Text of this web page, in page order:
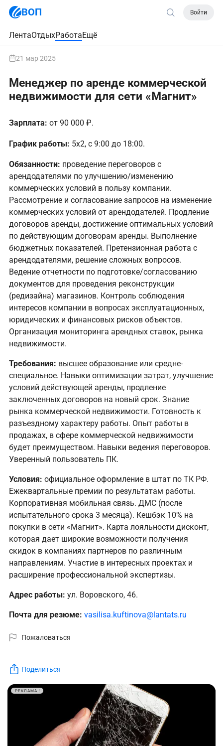
ВОП Войти
ЛентаОтдыхРаботаЕщё
21 мар 2025
Менеджер по аренде коммерческой
недвижимости для сети «Магнит»
Зарплата: от 90 000 ₽.
График работы: 5х2, с 9:00 до 18:00.
Обязанности: проведение переговоров с
арендодателями по улучшению/изменению
коммерческих условий в пользу компании.
Рассмотрение и согласование запросов на изменение
коммерческих условий от арендодателей. Продление
договоров аренды, достижение оптимальных условий
по действующим договорам аренды. Выполнение
бюджетных показателей. Претензионная работа с
арендодателями, решение сложных вопросов.
Ведение отчетности по подготовке/согласованию
документов для проведения реконструкции
(редизайна) магазинов. Контроль соблюдения
интересов компании в вопросах эксплуатационных,
юридических и финансовых рисков объектов.
Организация мониторинга арендных ставок, рынка
недвижимости.
Требования: высшее образование или средне-
специальное. Навыки оптимизации затрат, улучшение
условий действующей аренды, продление
заключенных договоров на новый срок. Знание
рынка коммерческой недвижимости. Готовность к
разъездному характеру работы. Опыт работы в
продажах, в сфере коммерческой недвижимости
будет преимуществом. Навыки ведения переговоров.
Уверенный пользователь ПК.
Условия: официальное оформление в штат по ТК РФ.
Ежеквартальные премии по результатам работы.
Корпоративная мобильная связь. ДМС (после
испытательного срока 3 месяца). Кешбэк 10% на
покупки в сети «Магнит». Карта лояльности дисконт,
которая дает широкие возможности получения
скидок в компаниях партнеров по различным
направлениям. Участие в интересных проектах и
расширение профессиональной экспертизы.
Адрес работы: ул. Воровского, 46.
Почта для резюме: vasilisa.kuftinova@lantats.ru
Пожаловаться
Поделиться
РЕКЛАМА